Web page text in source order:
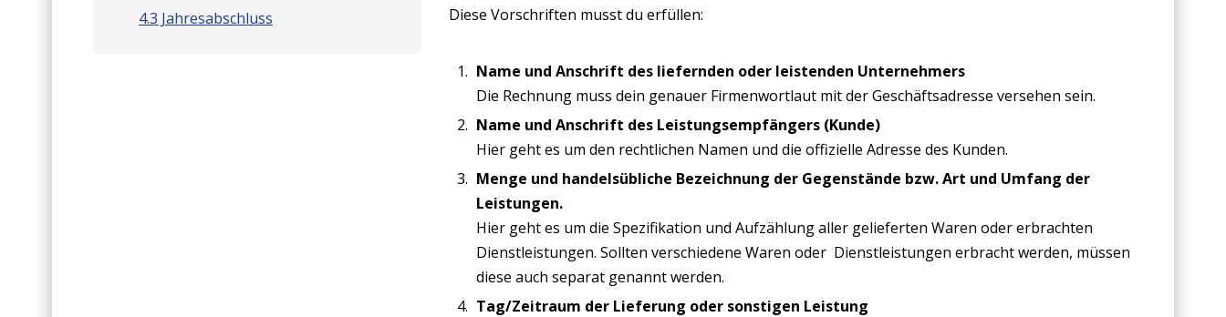
4.3 Jahresabschluss
Diese Vorschriften musst du erfüllen:
Name und Anschrift des liefernden oder leistenden Unternehmers
Die Rechnung muss dein genauer Firmenwortlaut mit der Geschäftsadresse versehen sein.
Name und Anschrift des Leistungsempfängers (Kunde)
Hier geht es um den rechtlichen Namen und die offizielle Adresse des Kunden.
Menge und handelsübliche Bezeichnung der Gegenstände bzw. Art und Umfang der
Leistungen.
Hier geht es um die Spezifikation und Aufzählung aller gelieferten Waren oder erbrachten
Dienstleistungen. Sollten verschiedene Waren oder Dienstleistungen erbracht werden, müssen
diese auch separat genannt werden.
Tag/Zeitraum der Lieferung oder sonstigen Leistung